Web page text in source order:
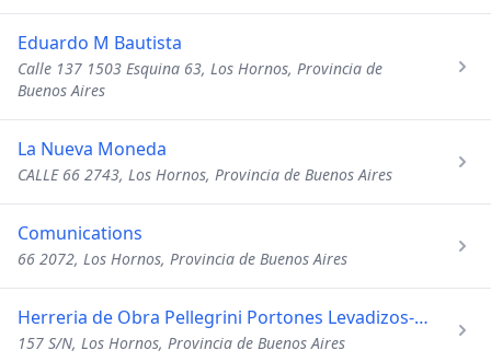
Eduardo M Bautista
Calle 137 1503 Esquina 63, Los Hornos, Provincia de
Buenos Aires
La Nueva Moneda
CALLE 66 2743, Los Hornos, Provincia de Buenos Aires
Comunications
66 2072, Los Hornos, Provincia de Buenos Aires
Herreria de Obra Pellegrini Portones Levadizos-Automatizacio
157 S/N, Los Hornos, Provincia de Buenos Aires